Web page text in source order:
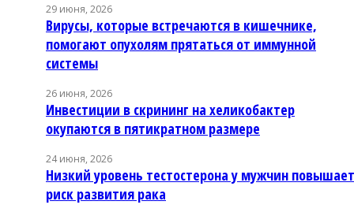
29 июня, 2026
Вирусы, которые встречаются в кишечнике,
помогают опухолям прятаться от иммунной
системы
26 июня, 2026
Инвестиции в скрининг на хеликобактер
окупаются в пятикратном размере
24 июня, 2026
Низкий уровень тестостерона у мужчин повышает
риск развития рака